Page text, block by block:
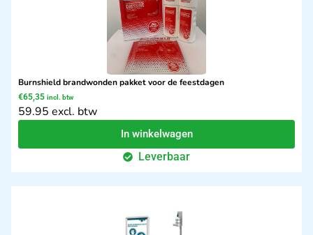
Burnshield brandwonden pakket voor de feestdagen
€65,35 incl. btw
59.95 excl. btw
In winkelwagen
Leverbaar